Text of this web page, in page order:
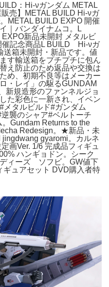
：Hi-νガンダム METAL
売】METAL BUILD Hi-νガ
METAL BUILD EXPO 開催
｜バンダイナムコ。L
新品未開封 メタルビ
催記念商品L BUILD Hi-νガ
送箱未開封・新品です。値
す輸送箱をプチプチに包ん
え防止のため返品や交換は
め、初期不良等はメーカー
・レイ」の駆るGUNDAM
新規造形のファンネルジョ
た彩色に一新され、イベン
メタルビルド#ガンダム
襲のシャア#ベルトーチ
Gundam Returns to the
Redesign。★新品・未
gyaromi。カルネ
画Ver. 1/6 完成品フィギュ
ハンギョドン。シーク
ィーズ ソフビ。GW値下
ギュアセット DVD購入者特